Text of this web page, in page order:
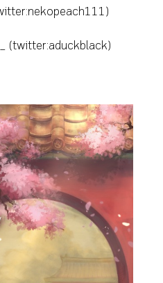
(twitter:aduckblack)